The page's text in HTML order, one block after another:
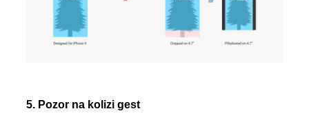
5. Pozor na kolizi gest